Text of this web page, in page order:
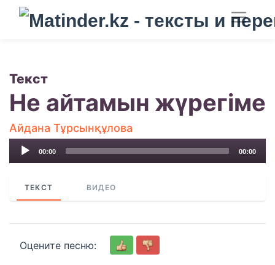
Текст
Не айтамын жүрегіме
Айдана Тұрсынқұлова
Audio
00:00 00:00
ТЕКСТ ВИДЕО
Оцените песню: